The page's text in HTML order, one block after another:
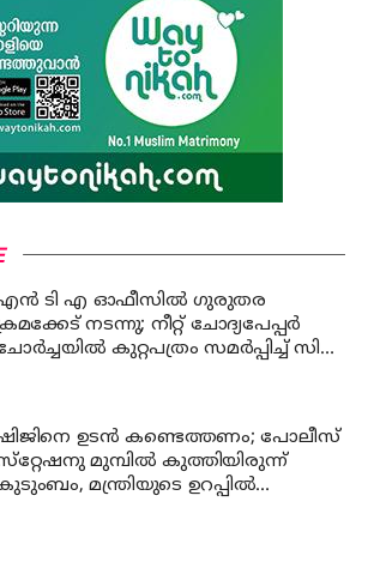
ടി എ ഓഫീസില്‍ ഗുരുതര
നടന്നു; നീറ്റ് ചോദ്യപേപ്പര്‍
കുറ്റപത്രം സമര്‍പ്പിച്ച് സി
ഉടന്‍ കണ്ടെത്തണം; പോലീസ്
മുമ്പില്‍ കുത്തിയിരുന്ന്
മന്ത്രിയുടെ ഉറപ്പില്‍